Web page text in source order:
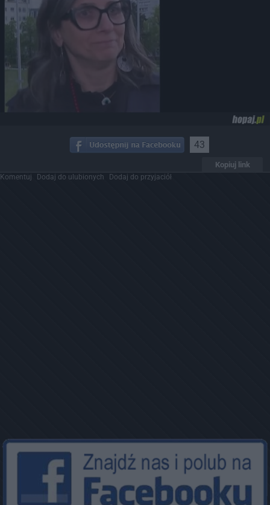
43
Kopiuj link
Komentuj Dodaj do ulubionych Dodaj do przyjaciół